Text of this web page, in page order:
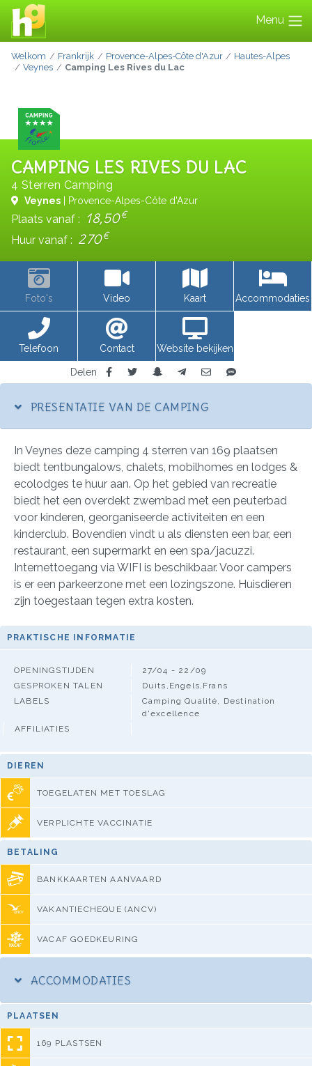
Menu
Welkom Frankrijk Provence-Alpes-Côte d'Azur
Hautes-Alpes
Veynes
Camping Les Rives du Lac
CAMPING LES RIVES DU LAC
4 Sterren Camping
Veynes | Provence-Alpes-Côte d'Azur
Plaats vanaf : 18,50€
Huur vanaf : 270€
Foto's Video Kaart Accommodaties
Telefoon Contact Website bekijken
Delen
PRESENTATIE VAN DE CAMPING
In Veynes deze camping 4 sterren van 169 plaatsen
biedt tentbungalows, chalets, mobilhomes en lodges &
ecolodges te huur aan. Op het gebied van recreatie
biedt het een overdekt zwembad met een peuterbad
voor kinderen, georganiseerde activiteiten en een
kinderclub. Bovendien vindt u als diensten een bar, een
restaurant, een supermarkt en een spa/jacuzzi.
Internettoegang via WIFI is beschikbaar. Voor campers
is er een parkeerzone met een lozingszone. Huisdieren
zijn toegestaan tegen extra kosten.
PRAKTISCHE INFORMATIE
OPENINGSTIJDEN
27/04 - 22/09
GESPROKEN TALEN
Duits,Engels,Frans
LABELS
Camping Qualité, Destination
d'excellence
AFFILIATIES
DIEREN
TOEGELATEN MET TOESLAG
VERPLICHTE VACCINATIE
BETALING
BANKKAARTEN AANVAARD
VAKANTIECHEQUE (ANCV)
VACAF GOEDKEURING
ACCOMMODATIES
PLAATSEN
169 PLASTSEN